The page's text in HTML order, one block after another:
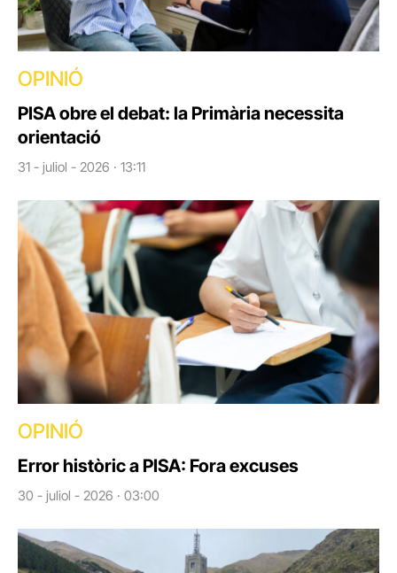
OPINIÓ
PISA obre el debat: la Primària necessita
orientació
31 - juliol - 2026 · 13:11
OPINIÓ
Error històric a PISA: Fora excuses
30 - juliol - 2026 · 03:00